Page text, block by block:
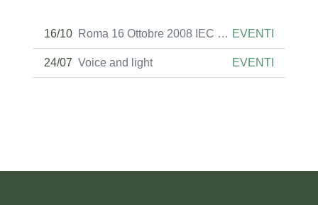
16/10 Roma 16 Ottobre 2008 IEC TC 20 MEETINGS EVENTI
24/07 Voice and light EVENTI